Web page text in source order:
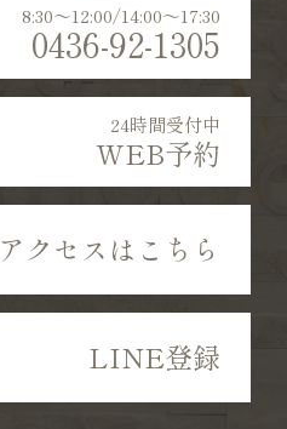
8:30〜12:00/14:00〜17:30
0436-92-1305
24時間受付中
WEB予約
アクセスはこちら
LINE登録